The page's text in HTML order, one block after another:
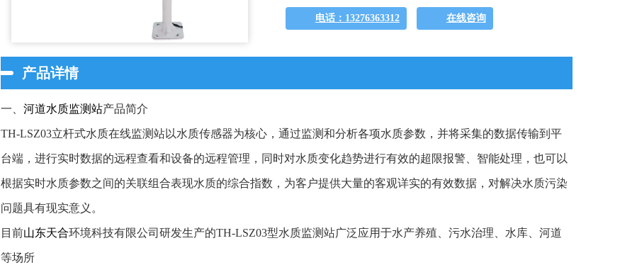
电话：13276363312 在线咨询
产品详情
一、河道水质监测站产品简介
TH-LSZ03立杆式水质在线监测站以水质传感器为核心，通过监测和分析各项水质参数，并将采集的数据传输到平
台端，进行实时数据的远程查看和设备的远程管理，同时对水质变化趋势进行有效的超限报警、智能处理，也可以
根据实时水质参数之间的关联组合表现水质的综合指数，为客户提供大量的客观详实的有效数据，对解决水质污染
问题具有现实意义。
目前山东天合环境科技有限公司研发生产的TH-LSZ03型水质监测站广泛应用于水产养殖、污水治理、水库、河道
等场所